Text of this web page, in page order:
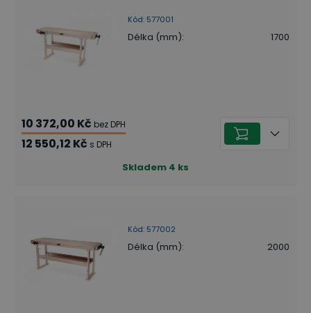
Kód: 577001
Délka (mm): 1700
10 372,00 Kč bez DPH
12 550,12 Kč s DPH
Skladem 4 ks
Kód: 577002
Délka (mm): 2000